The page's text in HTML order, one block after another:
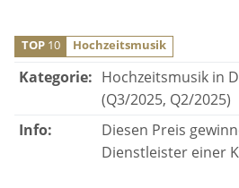
TOP 10 Hochzeitsmusik
Kategorie: Hochzeitsmusik in
(Q3/2025, Q2/2025)
Info:
Diesen Preis
Dienstleister einer